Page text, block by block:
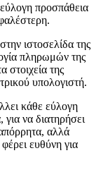
προσπάθεια
ιστοσελίδα της
πληρωμών της
στοιχεία της
υπολογιστή.
κάθε εύλογη
να διατηρήσει
αλλά
ευθύνη για